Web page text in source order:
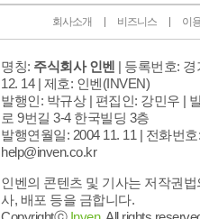
회사소개 비즈니스 이
명칭: 주식회사 인벤 | 등록번호:
12. 14 | 제호: 인벤(INVEN)
발행인: 박규상 | 편집인: 강민우 |
로 9번길 3-4 한국빌딩 3층
발행연월일: 2004 11. 11 | 전화번호
help@inven.co.kr
인벤의 콘텐츠 및 기사는 저작권
사, 배포 등을 금합니다.